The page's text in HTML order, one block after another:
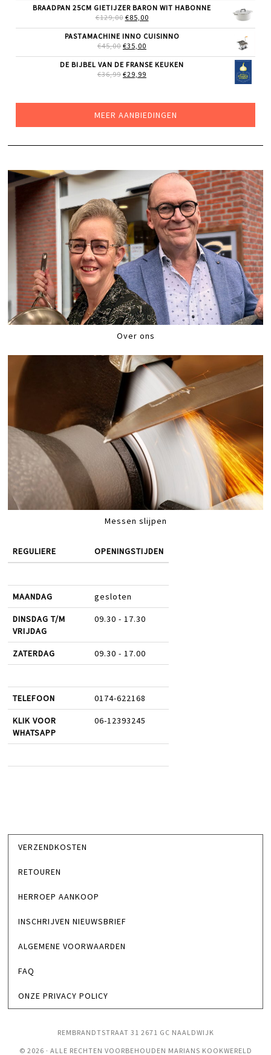
WAS:
€189,00.
IS:
BRAADPAN 25CM GIETIJZER BARON WIT HABONNE
€129,00 OORSPRONKELIJKE
WAS:
€129,00.
€85,00HUIDIGE
IS:
PASTAMACHINE INNO CUISINNO
€45,00 OORSPRONKELIJKE
WAS:
€45,00.
€35,00
IS:
DE BIJBEL VAN DE FRANSE KEUKEN
€36,99 OORSPRONKELIJKE
€29,99
MEER AANBIEDINGEN
Over ons
Messen slijpen
REGULIERE OPENINGSTIJDEN
MAANDAG gesloten
DINSDAG T/M
VRIJDAG
09.30 - 17.30
ZATERDAG 09.30 - 17.00
TELEFOON 0174-622168
KLIK VOOR
WHATSAPP
06-12393245
VERZENDKOSTEN
RETOUREN
HERROEP AANKOOP
INSCHRIJVEN NIEUWSBRIEF
ALGEMENE VOORWAARDEN
FAQ
ONZE PRIVACY POLICY
REMBRANDTSTRAAT 31 2671 GC NAALDWIJK
© 2026 · ALLE RECHTEN VOORBEHOUDEN MARIANS KOOKWERELD